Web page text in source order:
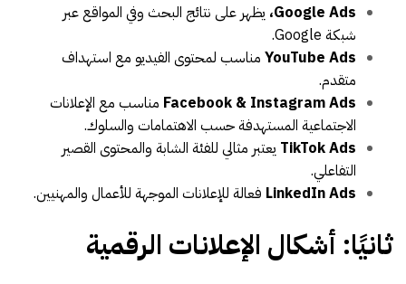
Google Ads، يظهر على نتائج البحث وفي المواقع عبر
شبكة Google.
YouTube Ads مناسب لمحتوى الفيديو مع استهداف
متقدم.
Facebook & Instagram Ads مناسب مع الإعلانات
الاجتماعية المستهدفة حسب الاهتمامات والسلوك.
TikTok Ads يعتبر مثالي للفئة الشابة والمحتوى القصير
التفاعلي.
LinkedIn Ads فعالة للإعلانات الموجهة للأعمال والمهنيين.
ثانيًا: أشكال الإعلانات الرقمية